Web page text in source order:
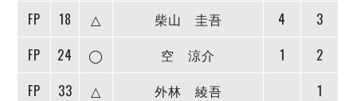
フウガドールすみだ
立川アスレティックFC
FP
18 △ 柴山 圭吾 4
3
FP
24 ◯ 空 涼介 1
2
FP
33 △ 外林 綾吾
1